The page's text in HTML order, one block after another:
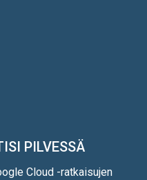
PILVESSÄ
Cloud -ratkaisujen